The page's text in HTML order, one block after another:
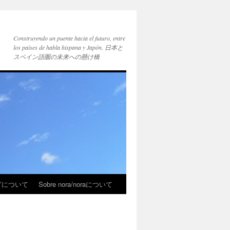
Construyendo un puente hacia el futuro, entre
los países de habla hispana y Japón. 日本と
スペイン語圏の未来への懸け橋
ついて Sobre nora/noraについて